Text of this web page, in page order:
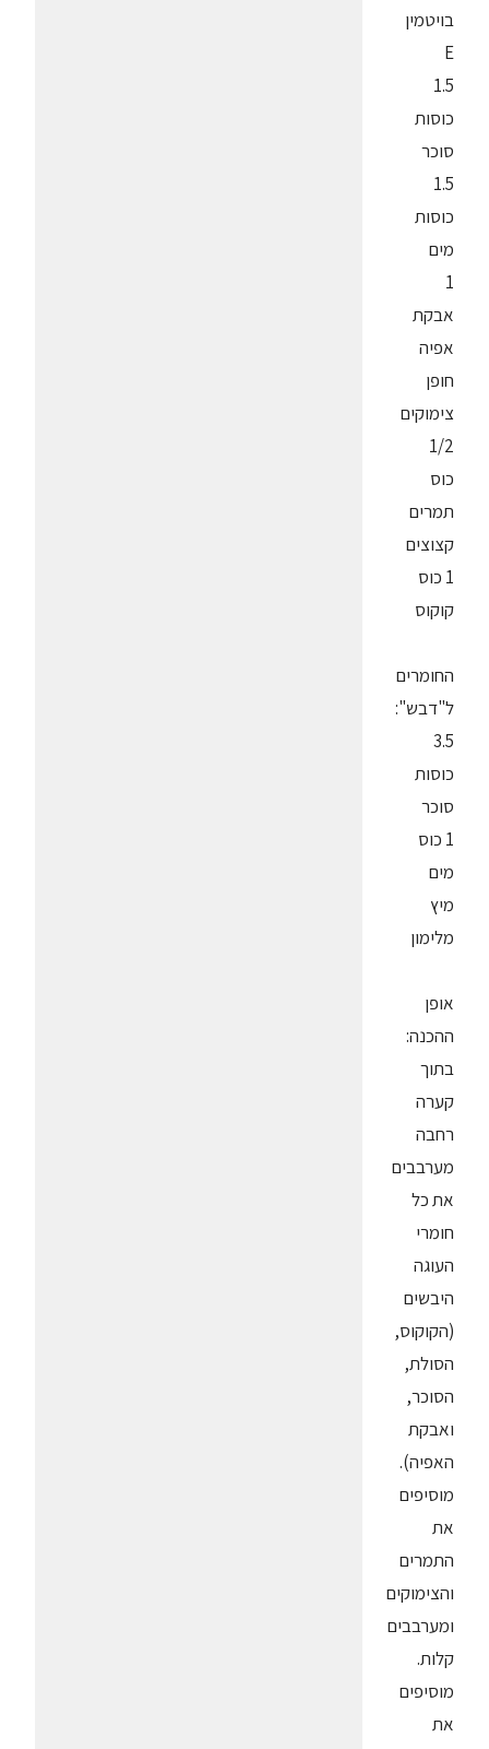
בויטמין
E
1.5
כוסות
סוכר
1.5
כוסות
מים
1
אבקת
אפיה
חופן
צימוקים
1/2
כוס
תמרים
קצוצים
1 כוס
קוקוס
החומרים
ל"דבש":
3.5
כוסות
סוכר
1 כוס
מים
מיץ
מלימון
אופן
ההכנה:
בתוך
קערה
רחבה
מערבבים
את כל
חומרי
העוגה
היבשים
(הקוקוס,
הסולת,
הסוכר,
ואבקת
האפיה).
מוסיפים
את
התמרים
והצימוקים
ומערבבים
קלות.
מוסיפים
את